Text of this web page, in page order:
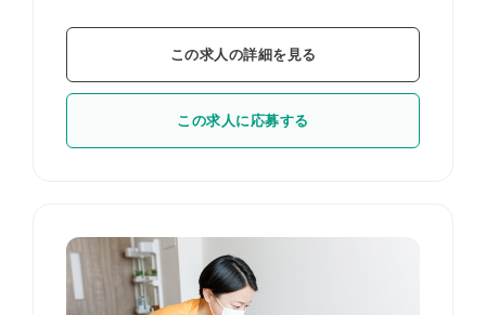
この求人の詳細を見る
この求人に応募する